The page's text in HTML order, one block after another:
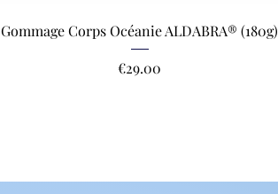
Gommage Corps Océanie ALDABRA® (180g)
Price
€29.00